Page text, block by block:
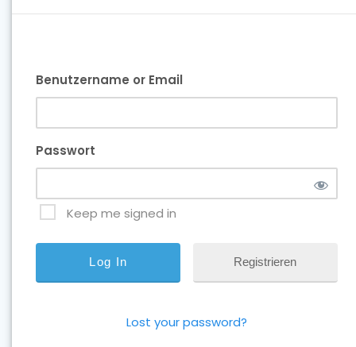
Benutzername or Email
Passwort
Keep me signed in
Registrieren
Lost your password?